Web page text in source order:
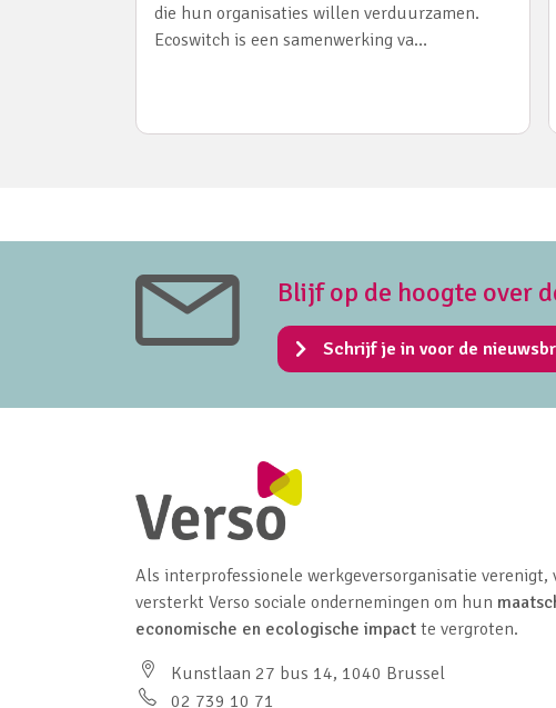
die hun organisaties willen verduurzamen.
Ecoswitch is een samenwerking va…
Blijf op de hoogte over
Schrijf je in voor de
Als interprofessionele werkgeversorganisatie verenigt,
versterkt Verso sociale ondernemingen om hun
economische en ecologische impact te vergroten.
Kunstlaan 27 bus 14, 1040 Brussel
02 739 10 71